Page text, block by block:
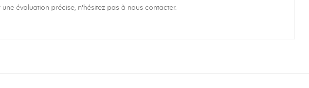
évaluation précise, n'hésitez pas à nous contacter.